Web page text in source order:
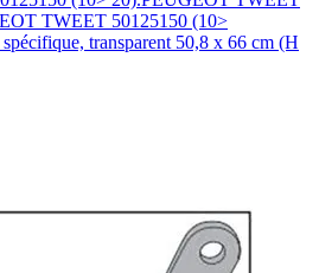
TWEET 50125150 (10>
transparent 50,8 x 66 cm (H